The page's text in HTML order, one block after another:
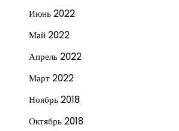
Июнь 2022
Май 2022
Апрель 2022
Март 2022
Ноябрь 2018
Октябрь 2018